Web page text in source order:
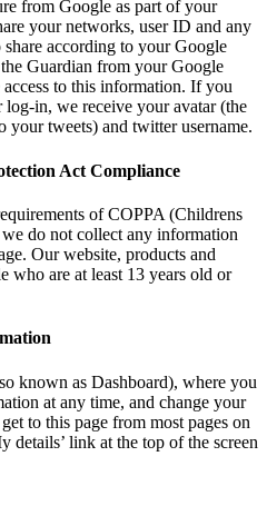
from Google as part of your
your networks, user ID and any
according to your Google
Guardian from your Google
to this information. If you
in, we receive your avatar (the
your tweets) and twitter username.
Act Compliance
of COPPA (Childrens
do not collect any information
Our website, products and
who are at least 13 years old or
known as Dashboard), where you
at any time, and change your
to this page from most pages on
details’ link at the top of the screen